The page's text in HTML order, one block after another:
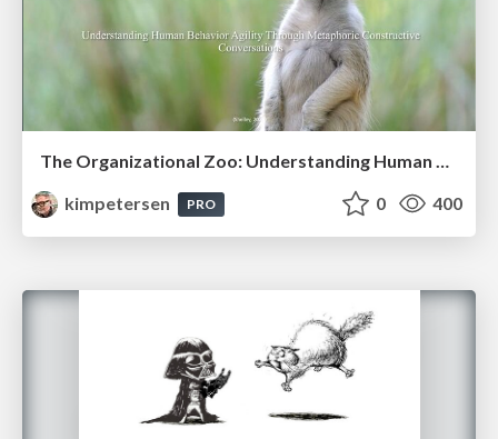
The Organizational Zoo: Understanding Human Behavior Agility Through Metaphoric Constructive Conversations (based on the works of Arthur Shelley, Ph.D)
kimpetersen
PRO 0 400